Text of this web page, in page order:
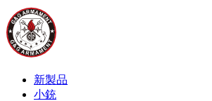
新製品
小銃